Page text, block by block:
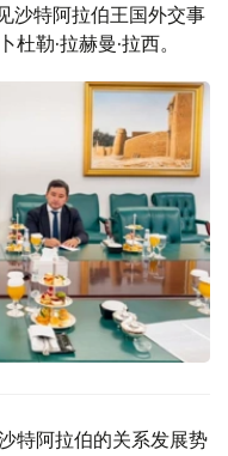
沙特阿拉伯王国外交事
勒·拉赫曼·拉西。
特阿拉伯的关系发展势